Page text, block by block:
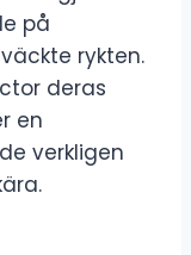
på
rykten.
deras
en
verkligen